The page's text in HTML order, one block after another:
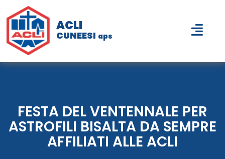
ACLI
CUNEESI aps
FESTA DEL VENTENNALE PER
ASTROFILI BISALTA DA SEMPRE
AFFILIATI ALLE ACLI